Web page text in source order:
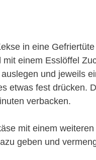
in eine
einem Esslöffel
und jeweils
etwas fest drücken.
verbacken.
mit einem weiteren
geben und